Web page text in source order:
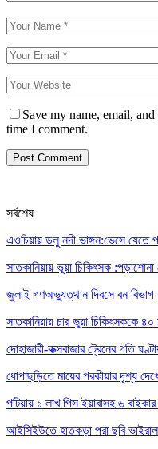
Save my name, email,
time I comment.
সর্বশেষ
এওচিয়ায় ডলু নদী ভাঙ্গন:ভেসে যেতে
সাতকানিয়ায় ভূয়া চিকিৎসক
জুলাই গণঅভ্যুত্থান দিবসে বন বিভাগ
সাতকানিয়ায় চার ভুয়া চিকিৎসককে ৪০
দোহাজারী-কক্সবাজার ট্রেনের গতি
ধোপাছড়িতে মায়ের পরকীয়ার দৃশ্য
পটিয়ায় ১ লাখ পিস ইয়াবাসহ ৬
আইসিইউতে হাতকড়া পরা ছবি